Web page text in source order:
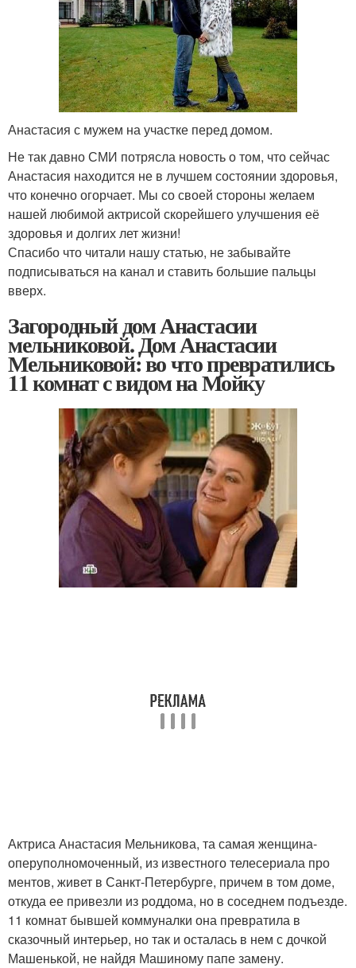
Анастасия с мужем на участке перед домом.
Не так давно СМИ потрясла новость о том, что сейчас
Анастасия находится не в лучшем состоянии здоровья,
что конечно огорчает. Мы со своей стороны желаем
нашей любимой актрисой скорейшего улучшения её
здоровья и долгих лет жизни!
Спасибо что читали нашу статью, не забывайте
подписываться на канал и ставить большие пальцы
вверх.
Загородный дом Анастасии
мельниковой. Дом Анастасии
Мельниковой: во что превратились
11 комнат с видом на Мойку
Актриса Анастасия Мельникова, та самая женщина-
оперуполномоченный, из известного телесериала про
ментов, живет в Санкт-Петербурге, причем в том доме,
откуда ее привезли из роддома, но в соседнем подъезде.
11 комнат бывшей коммуналки она превратила в
сказочный интерьер, но так и осталась в нем с дочкой
Машенькой, не найдя Машиному папе замену.